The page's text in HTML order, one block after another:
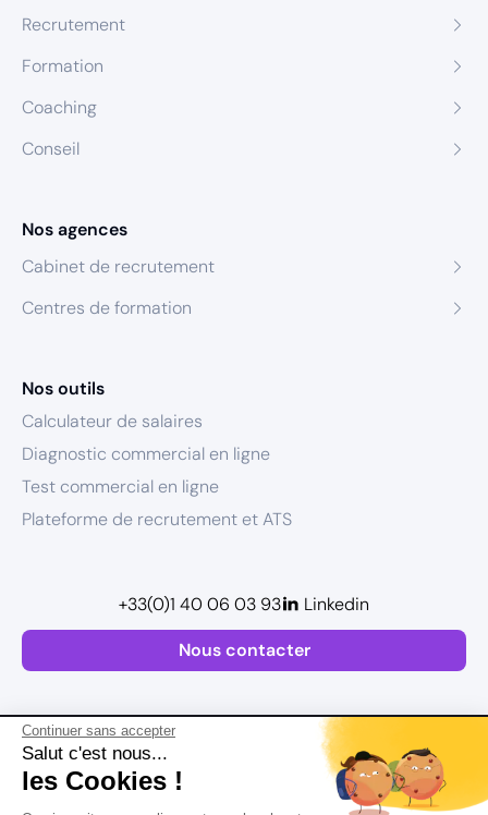
Continuer sans accepter
Salut c'est nous...
les Cookies !
Recrutement
Formation
Coaching
Conseil
Nos agences
Cabinet de recrutement
Centres de formation
Nos outils
Calculateur de salaires
Diagnostic commercial en ligne
Test commercial en ligne
Plateforme de recrutement et ATS
Nous contacter
+33(0)1 40 06 03 93 Linkedin